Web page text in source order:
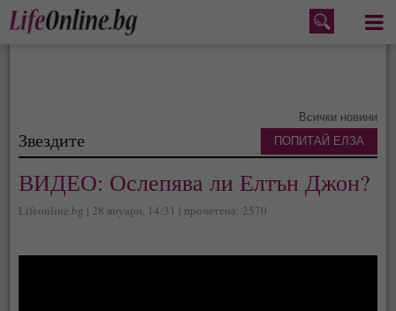
Меню
Всички новини
Звездите
ВИДЕО: Ослепява ли Елтън Джон?
Lifeonline.bg | 28 януари, 14:31 | прочетена: 2570
ПОПИТАЙ ЕЛЗА